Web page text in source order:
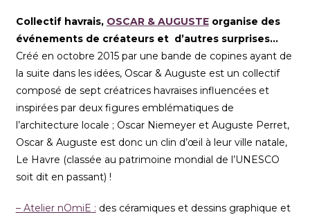
Collectif havrais, OSCAR & AUGUSTEorganise des
événements de créateurs et d’autres surprises…
Créé en octobre 2015 par une bande de copines ayant de
la suite dans les idées, Oscar & Auguste est un collectif
composé de sept créatrices havraises influencées et
inspirées par deux figures emblématiques de
l’architecture locale ; Oscar Niemeyer et Auguste Perret,
Oscar & Auguste est donc un clin d’œil à leur ville natale,
Le Havre (classée au patrimoine mondial de l’UNESCO
soit dit en passant) !
– Atelier nOmiE : des céramiques et dessins graphique et